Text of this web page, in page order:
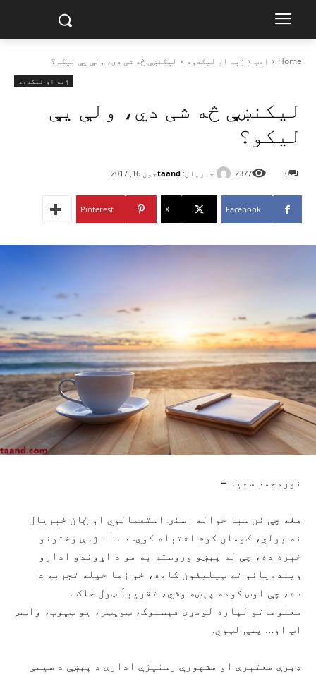
Home ادب ژبه او لیکدود لیکنښې څه شی دي، ولې یې لیکو؟
ژبه او لیکدود
لیکنښې څه شی دي، ولې یې
لیکو؟
خبریال: taandجون 16, 2017 0
2377
Facebook
X
Pinterest
نورمحمد سعید –
هغه چې نن سبا خواله رسنۍ استعمالوي او ځان خبریال
نه بولي، ګومان کوم اشتباه کوي. د دا نژدې وختونو
خبره ده، چې له پېښو وروسته به مو د اړوندو ادارو
ویندویانو ته ټیلیفون کاوه، خو زما خپله تجربه دا
ده، چې اوس کومه پېښه وشي، تقریباً ټول خلک د
معلوماتو لپاره لومړی فېسبوک، ټویټر، یو ټیوب، واټس
اپ او… پسې لټوي.
ډېرې معتبرې او مشهورې رسنیزې ادارې د پېښې د سیمې